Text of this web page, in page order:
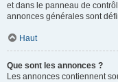
et dans le panneau de
annonces générales sont
Haut
Que sont les annonces ?
Les annonces contiennent